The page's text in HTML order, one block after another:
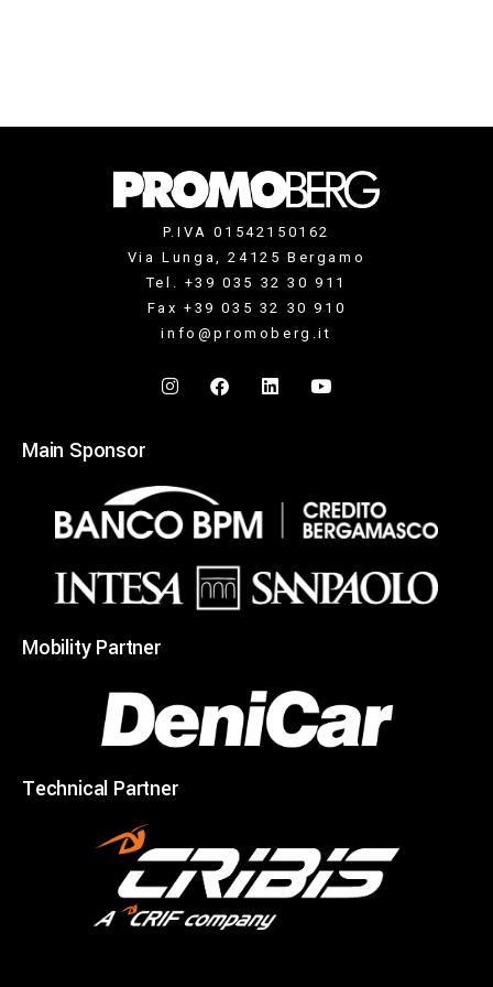
P.IVA 01542150162
Via Lunga, 24125 Bergamo
Tel. +39 035 32 30 911
Fax +39 035 32 30 910
info@promoberg.it
Main Sponsor
Mobility Partner
Technical Partner